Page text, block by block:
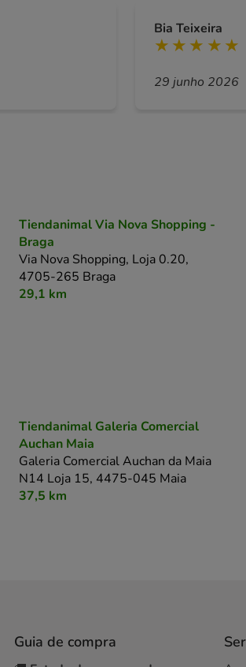
Bia Teixeira
29 junho 2026
Tiendanimal Via Nova Shopping -
Braga
Via Nova Shopping, Loja 0.20,
4705-265 Braga
29,1 km
Tiendanimal Galeria Comercial
Auchan Maia
Galeria Comercial Auchan da Maia
N14 Loja 15, 4475-045 Maia
37,5 km
Guia de compra